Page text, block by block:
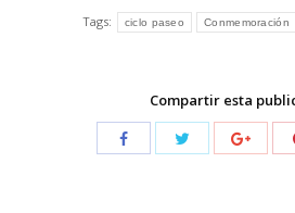
Tags: ciclo paseo Conmemoración
Compartir esta